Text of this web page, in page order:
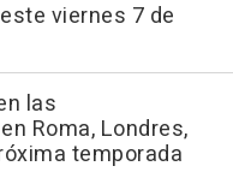
viernes 7 de
las
Roma, Londres,
temporada